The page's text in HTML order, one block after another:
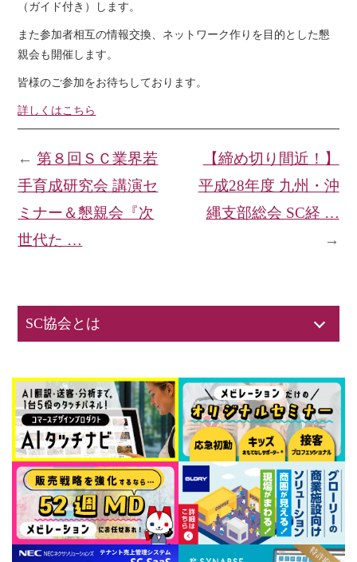
（ガイド付き）します。
また参加者相互の情報交換、ネットワーク作りを目的とした懇
親会も開催します。
皆様のご参加をお待ちしております。
詳しくはこちら
【締め切り間近！】
平成28年度 九州・沖
縄支部総会 SC経 …
→
←第８回ＳＣ業界若
手育成研究会 講演セ
ミナー＆懇親会『次
世代た …
SC協会とは